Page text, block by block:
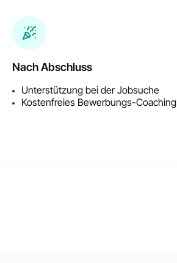
Nach Abschluss
Unterstützung bei der Jobsuche
Kostenfreies Bewerbungs-Coaching